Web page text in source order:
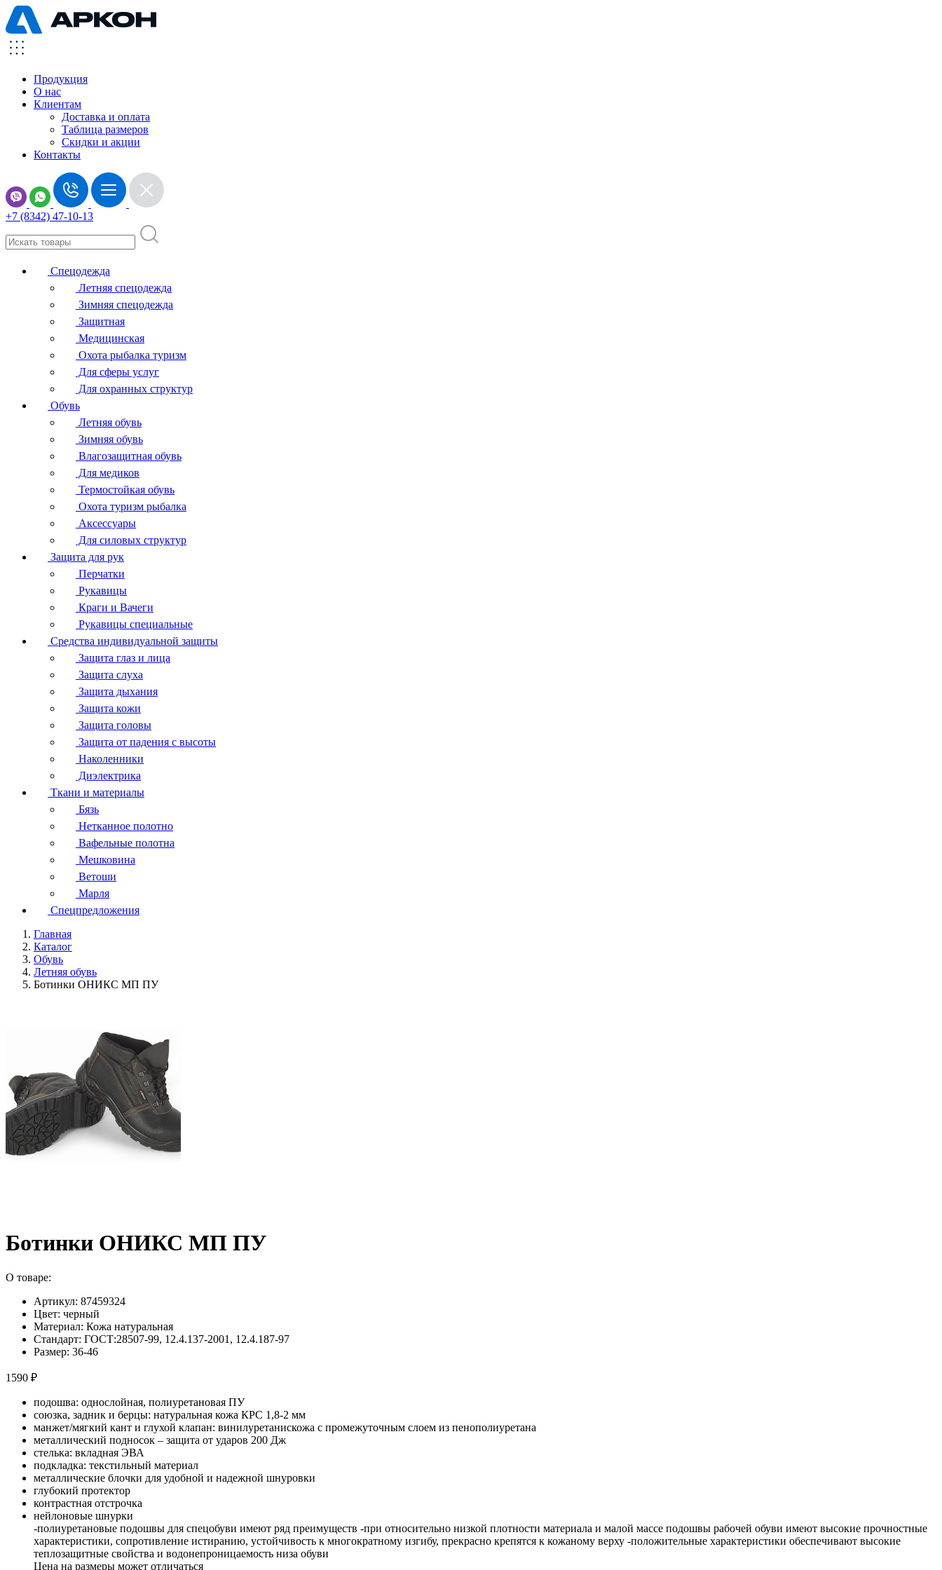
Продукция
О нас
Клиентам
Доставка и оплата
Таблица размеров
Скидки и акции
Контакты
+7 (8342) 47-10-13
Спецодежда
Летняя спецодежда
Зимняя спецодежда
Защитная
Медицинская
Охота рыбалка туризм
Для сферы услуг
Для охранных структур
Обувь
Летняя обувь
Зимняя обувь
Влагозащитная обувь
Для медиков
Термостойкая обувь
Охота туризм рыбалка
Аксессуары
Для силовых структур
Защита для рук
Перчатки
Рукавицы
Краги и Вачеги
Рукавицы специальные
Средства индивидуальной защиты
Защита глаз и лица
Защита слуха
Защита дыхания
Защита кожи
Защита головы
Защита от падения с высоты
Наколенники
Диэлектрика
Ткани и материалы
Бязь
Нетканное полотно
Вафельные полотна
Мешковина
Ветоши
Марля
Спецпредложения
Главная
Каталог
Обувь
Летняя обувь
Ботинки ОНИКС МП ПУ
Ботинки ОНИКС МП ПУ
О товаре:
Артикул: 87459324
Цвет: черный
Материал: Кожа натуральная
Стандарт: ГОСТ:28507-99, 12.4.137-2001, 12.4.187-97
Размер: 36-46
1590 ₽
подошва: однослойная, полиуретановая ПУ
союзка, задник и берцы: натуральная кожа КРС 1,8-2 мм
манжет/мягкий кант и глухой клапан: винилуретанискожа с промежуточным слоем из пенополиуретана
металлический подносок – защита от ударов 200 Дж
стелька: вкладная ЭВА
подкладка: текстильный материал
металлические блочки для удобной и надежной шнуровки
глубокий протектор
контрастная отстрочка
нейлоновые шнурки
-полиуретановые подошвы для спецобуви имеют ряд преимуществ -при относительно низкой плотности материала и малой массе подошвы рабочей обуви имеют высокие прочностные
характеристики, сопротивление истиранию, устойчивость к многократному изгибу, прекрасно крепятся к кожаному верху -положительные характеристики обеспечивают высокие
теплозащитные свойства и водонепроницаемость низа обуви
Цена на размеры может отличаться